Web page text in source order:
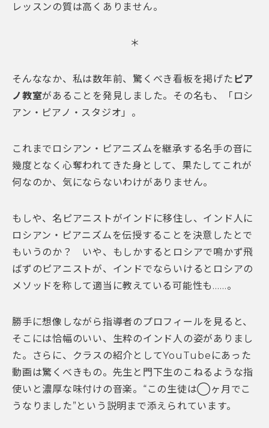
レッスンの質は高くありません。
＊
そんななか、私は数年前、驚くべき看板を掲げた ピア
ノ教室があることを発見しました。その名も、「ロシ
アン・ピアノ・スタジオ」。
これまでロシアン・ピアニズムを継承する名手の音に
幾度となく心奪われてきた身として、果たしてこれが
何なのか、気にならないわけがありません。
もしや、名ピアニストがインドに移住し、インド人に
ロシアン・ピアニズムを伝授することを決意したとで
もいうのか？ いや、もしかするとロシアで鳴かず飛
ばずのピアニストが、インドでならいけるとロシアの
メソッドを称して適当に教えている可能性も……。
勝手に想像しながら指導者のプロフィールを見ると、
そこには恰幅のいい、生粋のインド人の姿がありまし
た。さらに、クラスの紹介としてYouTubeにあった
動画は驚くべきもの。先生と門下生のこねるような指
使いと濃厚な味付けの音楽。“この生徒は◯ヶ月でこ
うなりました”という説明まで添えられています。